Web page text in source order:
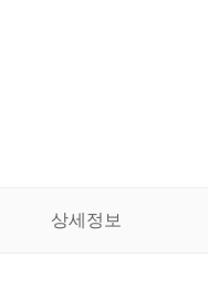
상세정보